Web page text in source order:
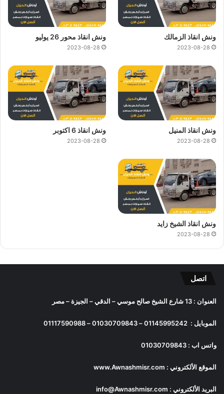
ونش انقاذ الزمالك
2023-08-28
ونش انقاذ محور 26 يوليو
2023-08-28
ونش انقاذ المنيل
2023-08-28
ونش انقاذ 6 اكتوبر
2023-08-28
ونش انقاذ الشيخ زايد
2023-08-28
اتصل
العنوان : 13 شارع الشيخ صالح موسي – الدقي – الجيزة – مصر
الموبايل : 01145995242
–
01030709843
–
01117590988
واتس اب : 01030709843
الموقع الألكتروني : www.Awnashmisr.com
البريد الألكتروني : info@Awnashmisr.com